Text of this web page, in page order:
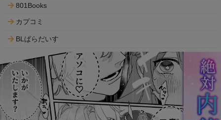
801Books
カプコミ
BLぱらだいす